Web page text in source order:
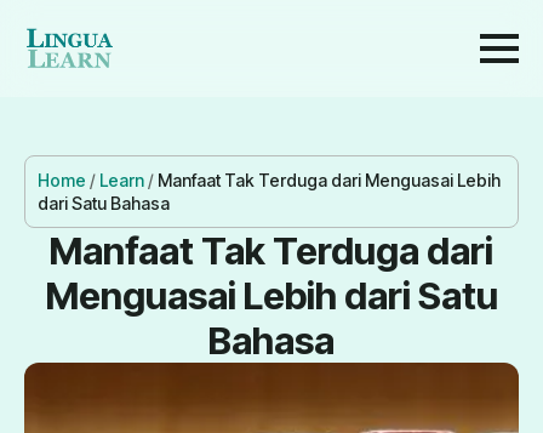
Home / Learn / Manfaat Tak Terduga dari Menguasai Lebih
dari Satu Bahasa
Manfaat Tak Terduga dari
Menguasai Lebih dari Satu
Bahasa